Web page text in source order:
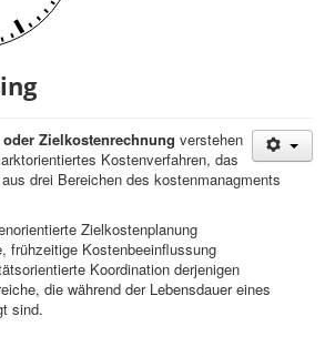
Zielkostenrechnung verstehen
Kostenverfahren, das
drei Bereichen des kostenmanagments
Zielkostenplanung
frühzeitige Kostenbeeinflussung
Koordination derjenigen
die während der Lebensdauer eines
sind.